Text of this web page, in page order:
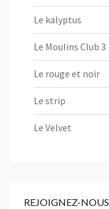
Le kalyptus
Le Moulins Club 3
Le rouge et noir
Le strip
Le Velvet
REJOIGNEZ-NOUS